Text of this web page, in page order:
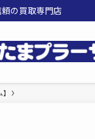
の買取専門店